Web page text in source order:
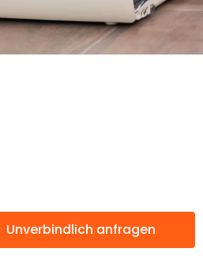
Unverbindlich anfragen